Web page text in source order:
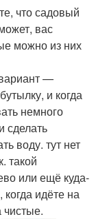
что садовый
вас
можно из них
—
и когда
немного
сделать
воду. тут нет
такой
или ещё куда-
когда идёте на
чистые.